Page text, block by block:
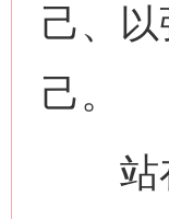
己、
己。
站在